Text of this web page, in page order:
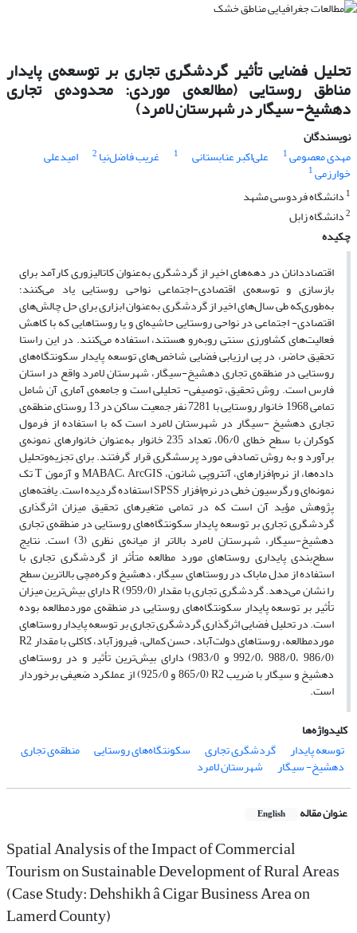
تحلیل فضایی تأثیر گردشگری تجاری بر توسعه‌ی پایدار
مناطق روستایی (مطالعه‌ی موردی: محدوده‌ی تجاری
دهشیخ- سیگار در شهرستان لامرد)
نویسندگان
مهدی معصومی1 علی‌اکبر عنابستانی 1 غریب فاضل‌نیا 2 امیدعلی
خوارزمی1
1 دانشگاه فردوسی مشهد
2دانشگاه زابل
چکیده
اقتصاددانان در دهه‌های اخیر از گردشگری به‌عنوان کاتالیزوری کارآمد برای
بازسازی و توسعه‌ی اقتصادی-اجتماعی نواحی روستایی یاد می‌کنند؛
به‌طوری‌که طی سال‌های اخیر از گردشگری به‌عنوان ابزاری برای حل چالش‌های
اقتصادی- اجتماعی در نواحی روستایی حاشیه‌ای و یا روستاهایی که با کاهش
فعالیت‌های کشاورزی سنتی روبه‌رو هستند، استفاده می‌کنند. در این راستا
تحقیق حاضر، در پی ارزیابی فضایی شاخص‌های توسعه پایدار سکونتگاه‌های
روستایی در منطقه‌ی تجاری دهشیخ-سیگار، شهرستان لامرد واقع در استان
فارس است. روش تحقیق، توصیفی- تحلیلی است و جامعه‌ی آماری آن شامل
تمامی 1968 خانوار روستایی با 7281 نفر جمعیت ساکن در 13 روستای منطقه‌ی
تجاری دهشیخ -سیگار در شهرستان لامرد است که با استفاده از فرمول
کوکران با سطح خطای 06/0، تعداد 235 خانوار به‌عنوان خانوارهای نمونه‌ی
برآورد و به روش تصادفی مورد پرسشگری قرار گرفتند. برای تجزیه‌وتحلیل
داده‌ها، از نرم‌افزارهای، آنتروپی شانون، MABAC، ArcGIS و آزمون‌ T تک
نمونه‌ای و رگرسیون خطی در نرم‌افزار SPSS استفاده گردیده است. یافته‌های
پژوهش مؤید آن است که در تمامی متغیرهای تحقیق میزان اثرگذاری
گردشگری تجاری بر توسعه پایدار سکونتگاه‌های روستایی در منطقه‌ی تجاری
دهشیخ-سیگار، شهرستان لامرد بالاتر از میانه‌ی نظری (3) است. نتایج
سطح‌بندی پایداری روستاهای مورد مطالعه متأثر از گردشگری تجاری با
استفاده از مدل ماباک در روستاهای سیگار، دهشیخ و کره‌مچی بالاترین سطح
را نشان می‌دهد. گردشگری تجاری با مقدار R (959/0) دارای بیش‌ترین میزان
تأثیر بر توسعه پایدار سکونتگاه‌های روستایی در منطقه‌ی موردمطالعه بوده
است. در تحلیل فضایی اثرگذاری گردشگری تجاری بر توسعه پایدار روستاهای
موردمطالعه، روستاهای دولت‌آباد، حسن کمالی، فیروزآباد، کاکلی با مقدار R2
(992/0، 988/0، 986/0 و 983/0) دارای بیش‌ترین تأثیر و در روستاهای
دهشیخ و سیگار با ضریب R2 (865/0 و 925/0) از عملکرد ضعیفی برخوردار
است.
کلیدواژه‌ها
توسعه پایدار
گردشگری تجاری سکونتگاه‌های روستایی منطقه‌ی تجاری
دهشیخ- سیگار شهرستان لامرد
عنوان مقاله English
Spatial Analysis of the Impact of Commercial
Tourism on Sustainable Development of Rural Areas
(Case Study: Dehshikh â Cigar Business Area on
Lamerd County)